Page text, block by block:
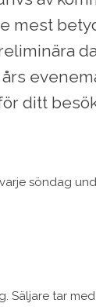
mest
ditt
söndag
Säljare tar